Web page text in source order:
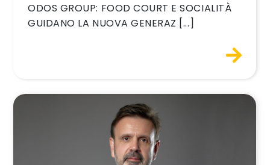
ODOS GROUP: FOOD COURT E SOCIALITÀ
GUIDANO LA NUOVA GENERAZ [...]